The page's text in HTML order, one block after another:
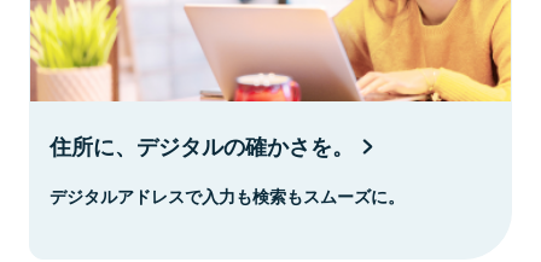
住所に、デジタルの確かさを。
デジタルアドレスで入力も検索もスムーズに。